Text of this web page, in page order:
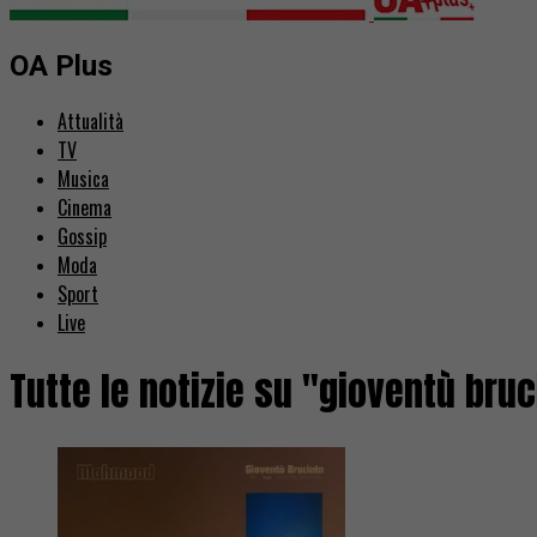
OA Plus
Attualità
TV
Musica
Cinema
Gossip
Moda
Sport
Live
Tutte le notizie su "gioventù